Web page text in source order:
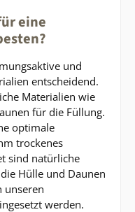
eine
und
entscheidend.
Materialien wie
für die Füllung.
optimale
trockenes
sind natürliche
Hülle und Daunen
unseren
werden.